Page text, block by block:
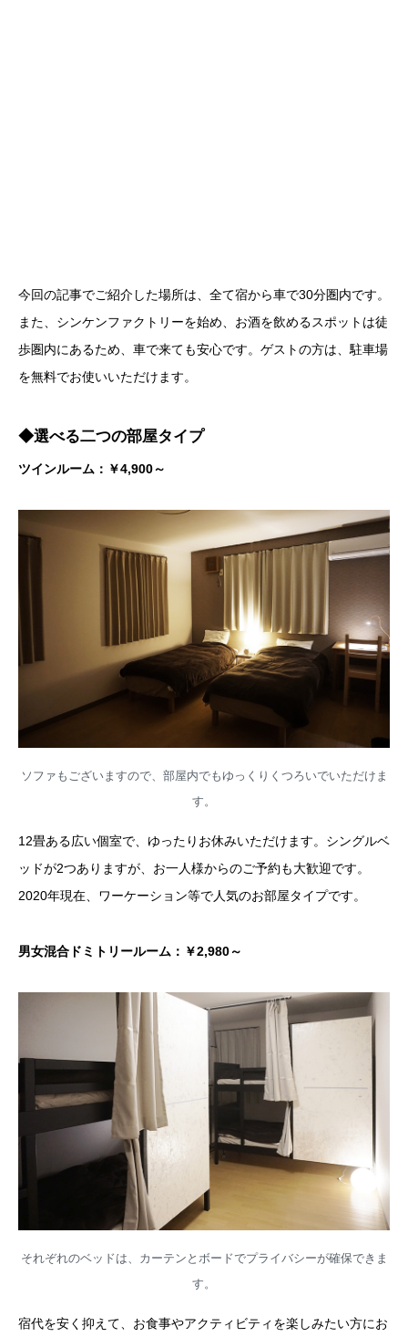
今回の記事でご紹介した場所は、全て宿から車で30分圏内です。
また、シンケンファクトリーを始め、お酒を飲めるスポットは徒
歩圏内にあるため、車で来ても安心です。ゲストの方は、駐車場
を無料でお使いいただけます。
◆選べる二つの部屋タイプ
ツインルーム：￥4,900～
ソファもございますので、部屋内でもゆっくりくつろいでいただけま
す。
12畳ある広い個室で、ゆったりお休みいただけます。シングルベ
ッドが2つありますが、お一人様からのご予約も大歓迎です。
2020年現在、ワーケーション等で人気のお部屋タイプです。
男女混合ドミトリールーム：￥2,980～
それぞれのベッドは、カーテンとボードでプライバシーが確保できま
す。
宿代を安く抑えて、お食事やアクティビティを楽しみたい方にお